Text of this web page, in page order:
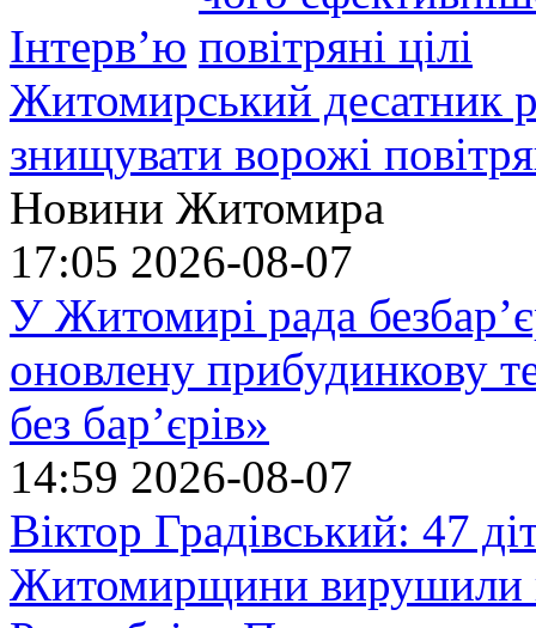
Інтерв’ю
Житомирський десатник
знищувати ворожі
Новини Житомира
17:05 2026-08-07
У Житомирі рада
оновлену прибудинкову
без бар’єрів»
14:59 2026-08-07
Віктор Градівський: 47
Житомирщини вирушили